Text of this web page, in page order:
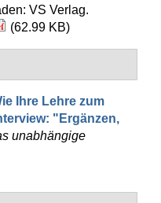
VS Verlag.
(62.99 KB)
Ihre Lehre zum
"Ergänzen,
unabhängige